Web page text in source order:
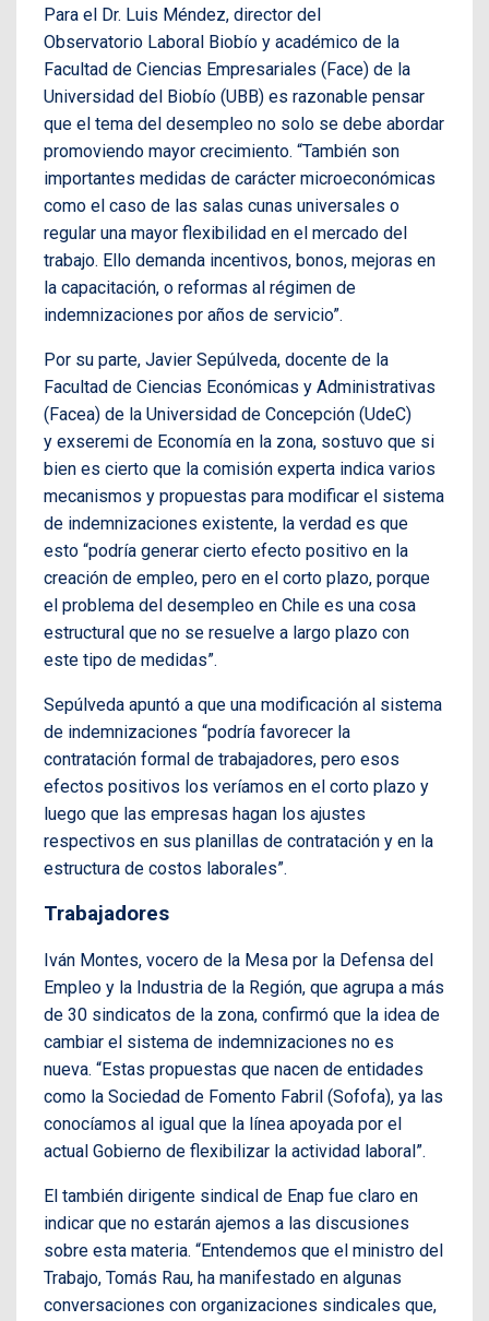
Para el Dr. Luis Méndez, director del
Observatorio Laboral Biobío y académico de la
Facultad de Ciencias Empresariales (Face) de la
Universidad del Biobío (UBB) es razonable pensar
que el tema del desempleo no solo se debe abordar
promoviendo mayor crecimiento. “También son
importantes medidas de carácter microeconómicas
como el caso de las salas cunas universales o
regular una mayor flexibilidad en el mercado del
trabajo. Ello demanda incentivos, bonos, mejoras en
la capacitación, o reformas al régimen de
indemnizaciones por años de servicio”.
Por su parte, Javier Sepúlveda, docente de la
Facultad de Ciencias Económicas y Administrativas
(Facea) de la Universidad de Concepción (UdeC)
y exseremi de Economía en la zona, sostuvo que si
bien es cierto que la comisión experta indica varios
mecanismos y propuestas para modificar el sistema
de indemnizaciones existente, la verdad es que
esto “podría generar cierto efecto positivo en la
creación de empleo, pero en el corto plazo, porque
el problema del desempleo en Chile es una cosa
estructural que no se resuelve a largo plazo con
este tipo de medidas”.
Sepúlveda apuntó a que una modificación al sistema
de indemnizaciones “podría favorecer la
contratación formal de trabajadores, pero esos
efectos positivos los veríamos en el corto plazo y
luego que las empresas hagan los ajustes
respectivos en sus planillas de contratación y en la
estructura de costos laborales”.
Trabajadores
Iván Montes, vocero de la Mesa por la Defensa del
Empleo y la Industria de la Región, que agrupa a más
de 30 sindicatos de la zona, confirmó que la idea de
cambiar el sistema de indemnizaciones no es
nueva. “Estas propuestas que nacen de entidades
como la Sociedad de Fomento Fabril (Sofofa), ya las
conocíamos al igual que la línea apoyada por el
actual Gobierno de flexibilizar la actividad laboral”.
El también dirigente sindical de Enap fue claro en
indicar que no estarán ajemos a las discusiones
sobre esta materia. “Entendemos que el ministro del
Trabajo, Tomás Rau, ha manifestado en algunas
conversaciones con organizaciones sindicales que,